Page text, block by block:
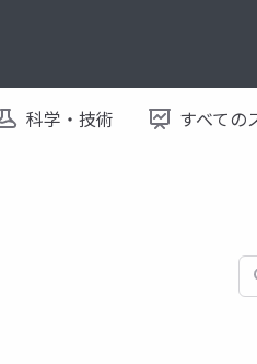
科学・技術 すべての